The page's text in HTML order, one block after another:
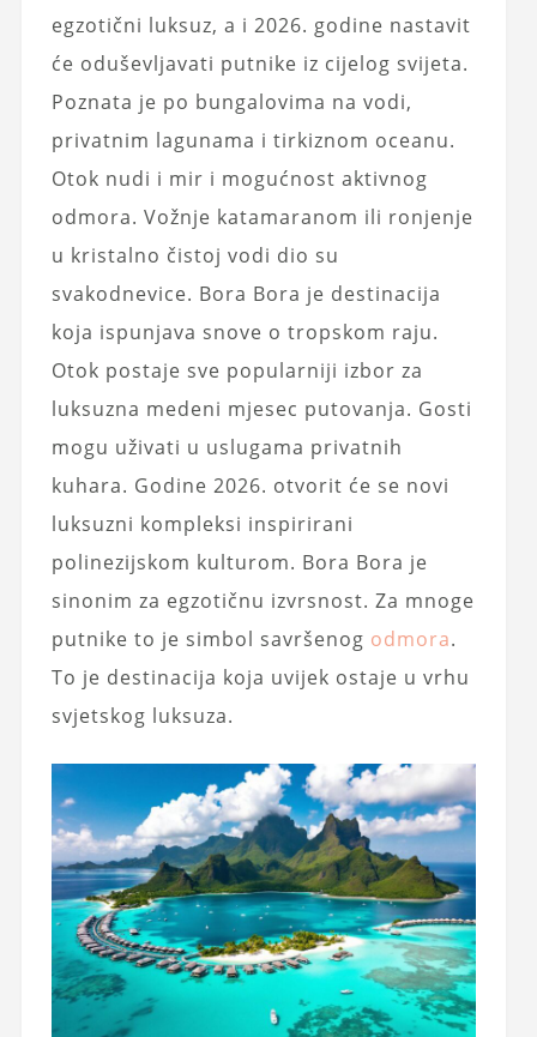
egzotični luksuz, a i 2026. godine nastavit
će oduševljavati putnike iz cijelog svijeta.
Poznata je po bungalovima na vodi,
privatnim lagunama i tirkiznom oceanu.
Otok nudi i mir i mogućnost aktivnog
odmora. Vožnje katamaranom ili ronjenje
u kristalno čistoj vodi dio su
svakodnevice. Bora Bora je destinacija
koja ispunjava snove o tropskom raju.
Otok postaje sve popularniji izbor za
luksuzna medeni mjesec putovanja. Gosti
mogu uživati u uslugama privatnih
kuhara. Godine 2026. otvorit će se novi
luksuzni kompleksi inspirirani
polinezijskom kulturom. Bora Bora je
sinonim za egzotičnu izvrsnost. Za mnoge
putnike to je simbol savršenog odmora.
To je destinacija koja uvijek ostaje u vrhu
svjetskog luksuza.